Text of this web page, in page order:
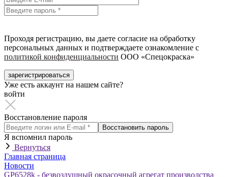
Проходя регистрацию, вы даете согласие на обработку
персональных данных и подтверждаете ознакомление с
политикой конфиденциальности ООО «Спецокраска»
зарегистрироваться
Уже есть аккаунт на нашем сайте?
войти
Восстановление пароля
Восстановить пароль
Я вспомнил пароль
Вернуться
Главная страница
Новости
GP6528k - безвоздушный окрасочный агрегат производства